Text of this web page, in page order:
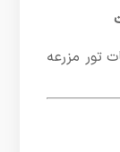
تور مزرعه